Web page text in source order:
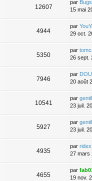
12607
par
15 mai
4944
par
29 oct.
5350
par
26 sept.
7946
par
20 août
10541
par
23 juil.
5927
par
23 juil.
4935
par ridex
27 mars
4655
par
19 nov.